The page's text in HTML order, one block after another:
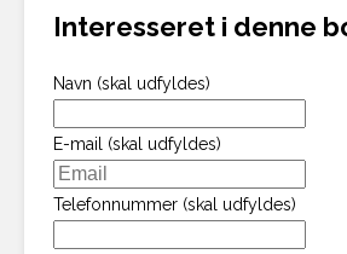
Interesseret i denne
Navn (skal udfyldes)
E-mail (skal udfyldes)
Telefonnummer (skal udfyldes)